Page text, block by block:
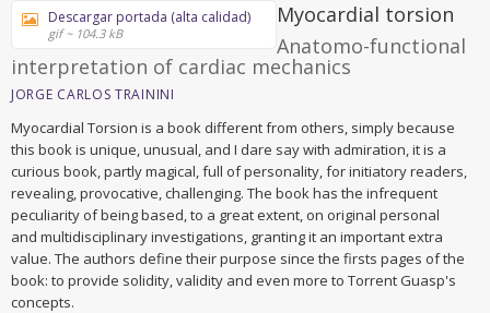
Descargar portada (alta calidad)
gif ~ 104.3 kB
Myocardial torsion
Anatomo-functional
interpretation of cardiac mechanics
JORGE CARLOS TRAININI
Myocardial Torsion is a book different from others, simply because
this book is unique, unusual, and I dare say with admiration, it is a
curious book, partly magical, full of personality, for initiatory readers,
revealing, provocative, challenging. The book has the infrequent
peculiarity of being based, to a great extent, on original personal
and multidisciplinary investigations, granting it an important extra
value. The authors define their purpose since the firsts pages of the
book: to provide solidity, validity and even more to Torrent Guasp's
concepts.